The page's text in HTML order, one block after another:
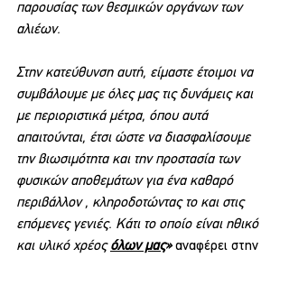
παρουσίας των θεσμικών οργάνων των
αλιέων.
Στην κατεύθυνση αυτή, είμαστε έτοιμοι να
συμβάλουμε με όλες μας τις δυνάμεις και
με περιοριστικά μέτρα, όπου αυτά
απαιτούνται, έτσι ώστε να διασφαλίσουμε
την βιωσιμότητα και την προστασία των
φυσικών αποθεμάτων για ένα καθαρό
περιβάλλον , κληροδοτώντας το και στις
επόμενες γενιές. Κάτι το οποίο είναι ηθικό
και υλικό χρέος όλων μας» αναφέρει στην